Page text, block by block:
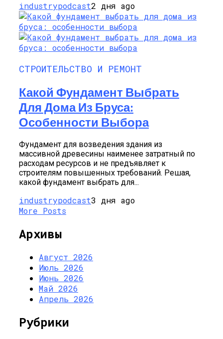
industrypodcast2 дня ago
СТРОИТЕЛЬСТВО И РЕМОНТ
Какой Фундамент Выбрать
Для Дома Из Бруса:
Особенности Выбора
Фундамент для возведения здания из
массивной древесины наименее затратный по
расходам ресурсов и не предъявляет к
строителям повышенных требований. Решая,
какой фундамент выбрать для...
industrypodcast3 дня ago
More Posts
Архивы
Август 2026
Июль 2026
Июнь 2026
Май 2026
Апрель 2026
Рубрики